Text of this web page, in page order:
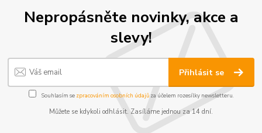
Nepropásněte novinky, akce a
slevy!
Přihlásit se
Souhlasím se zpracováním osobních údajůza účelem rozesílky newsletteru.
Můžete se kdykoli odhlásit. Zasíláme jednou za 14 dní.